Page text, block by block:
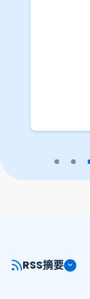
更新记
[按此列
RSS摘要